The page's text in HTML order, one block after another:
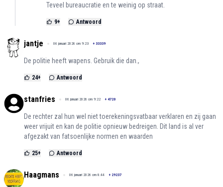
Teveel bureaucratie en te weinig op straat.
9+ Antwoord
jantje 06 januari 2026 om 9:23 + 33339
De politie heeft wapens. Gebruik die dan.,
24+ Antwoord
stanfries 06 januari 2026 om 9:22 + 4720
De rechter zal hun wel niet toerekeningsvatbaar verklaren en zij gaan
weer vrijuit en kan de politie opnieuw bedreigen. Dit land is al ver
afgezakt van fatsoenlijke normen en waarden
25+ Antwoord
Haagmans 06 januari 2026 om 8:44 + 29237